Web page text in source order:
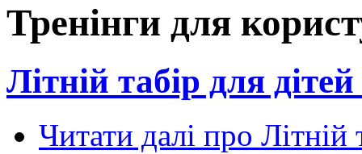
Тренінги для
Літній табір для
Читати далі про Літній